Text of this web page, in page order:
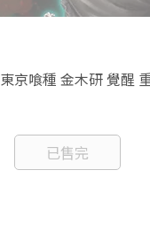
1/8 ARTFX J 東京喰種 金木研 覺
已售完